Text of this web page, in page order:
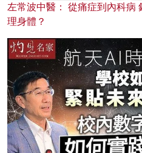
左常波中醫： 從痛症到內科病
理身體？